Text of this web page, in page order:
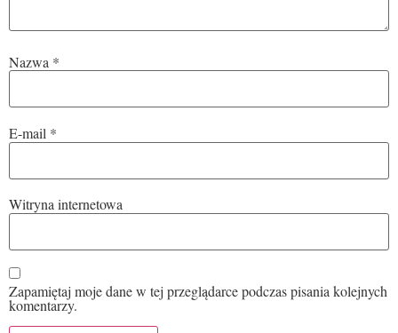
Nazwa *
E-mail *
Witryna internetowa
Zapamiętaj moje dane w tej przeglądarce podczas pisania kolejnych
komentarzy.